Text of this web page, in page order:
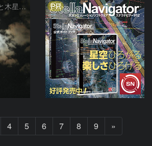
明け方の東空で、月と木星、金星・火星の大集合 PR
4 5 6 7 8 9 »
へ